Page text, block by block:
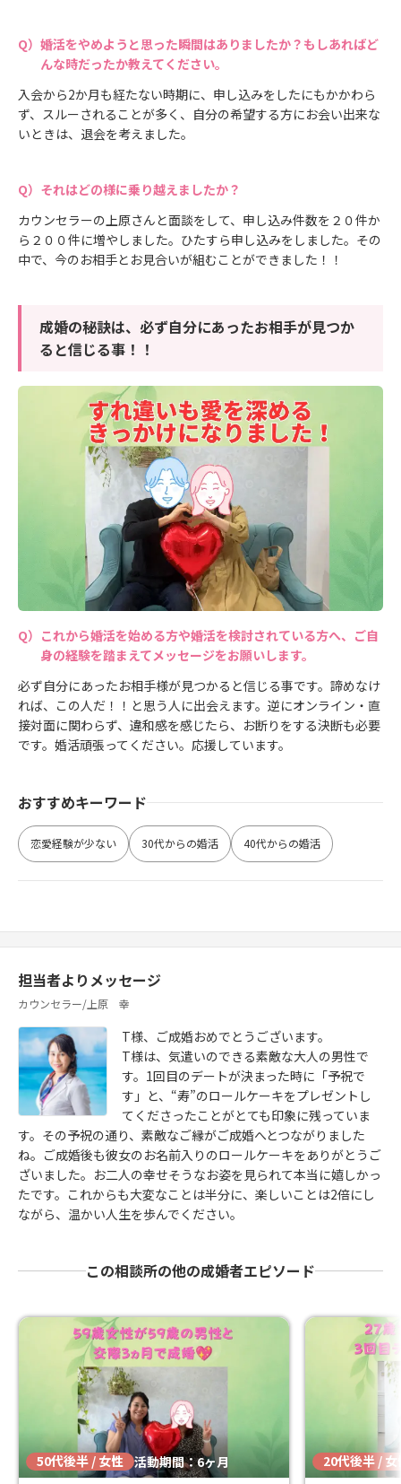
婚活をやめようと思った瞬間はありましたか？もしあればど
んな時だったか教えてください。
入会から2か月も経たない時期に、申し込みをしたにもかかわら
ず、スルーされることが多く、自分の希望する方にお会い出来な
いときは、退会を考えました。
それはどの様に乗り越えましたか？
カウンセラーの上原さんと面談をして、申し込み件数を２０件か
ら２００件に増やしました。ひたすら申し込みをしました。その
中で、今のお相手とお見合いが組むことができました！！
成婚の秘訣は、必ず自分にあったお相手が見つか
ると信じる事！！
これから婚活を始める方や婚活を検討されている方へ、ご自
身の経験を踏まえてメッセージをお願いします。
必ず自分にあったお相手様が見つかると信じる事です。諦めなけ
れば、この人だ！！と思う人に出会えます。逆にオンライン・直
接対面に関わらず、違和感を感じたら、お断りをする決断も必要
です。婚活頑張ってください。応援しています。
おすすめキーワード
恋愛経験が少ない 30代からの婚活 40代からの婚活
担当者よりメッセージ
カウンセラー/上原 幸
T様、ご成婚おめでとうございます。
T様は、気遣いのできる素敵な大人の男性で
す。1回目のデートが決まった時に「予祝で
す」と、“寿”のロールケーキをプレゼントし
てくださったことがとても印象に残っていま
す。その予祝の通り、素敵なご縁がご成婚へとつながりました
ね。ご成婚後も彼女のお名前入りのロールケーキをありがとうご
ざいました。お二人の幸せそうなお姿を見られて本当に嬉しかっ
たです。これからも大変なことは半分に、楽しいことは2倍にし
ながら、温かい人生を歩んでください。
この相談所の他の成婚者エピソード
50代後半 / 女性 活動期間：6ヶ月 20代後半 / 女